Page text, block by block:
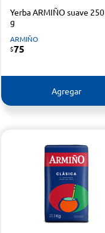
Yerba ARMIÑO suave 250
g
ARMIÑO
$75
Agregar